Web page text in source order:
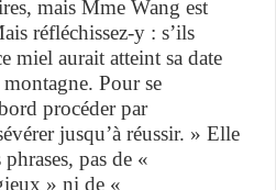
mais Mme Wang est
réfléchissez-y : s’ils
miel aurait atteint sa date
Pour se
procéder par
jusqu’à réussir. » Elle
pas de «
» ni de «